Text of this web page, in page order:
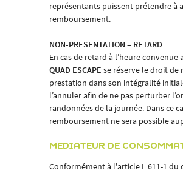
représentants puissent prétendre à
remboursement.
NON-PRESENTATION – RETARD
En cas de retard à l’heure convenue
QUAD ESCAPE se réserve le droit de
prestation dans son intégralité
l’annuler afin de ne pas perturber
randonnées de la journée. Dans ce
remboursement ne sera possible
MEDIATEUR DE
Conformément à l'article L 611-1 du